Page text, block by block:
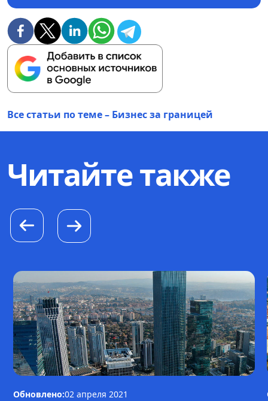
Все статьи по теме – Бизнес за границей
Читайте также
Обновлено:02 апреля 2021